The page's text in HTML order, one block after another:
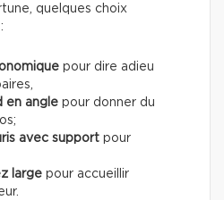
quelques choix
pour dire adieu
en angle pour donner du
avec support pour
large pour accueillir